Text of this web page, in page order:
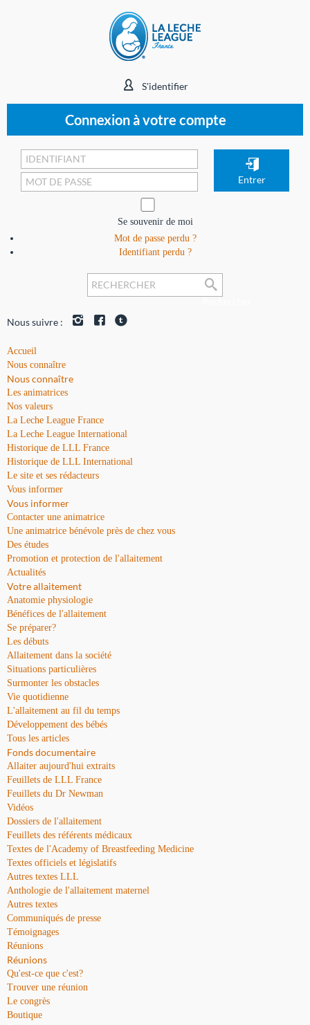
S'identifier
Connexion à votre compte
Se souvenir de moi
Mot de passe perdu ?
Identifiant perdu ?
Nous suivre :
Accueil
Nous connaître
Nous connaître
Les animatrices
Nos valeurs
La Leche League France
La Leche League International
Historique de LLL France
Historique de LLL International
Le site et ses rédacteurs
Vous informer
Vous informer
Contacter une animatrice
Une animatrice bénévole près de chez vous
Des études
Promotion et protection de l'allaitement
Actualités
Votre allaitement
Anatomie physiologie
Bénéfices de l'allaitement
Se préparer?
Les débuts
Allaitement dans la société
Situations particulières
Surmonter les obstacles
Vie quotidienne
L'allaitement au fil du temps
Développement des bébés
Tous les articles
Fonds documentaire
Allaiter aujourd'hui extraits
Feuillets de LLL France
Feuillets du Dr Newman
Vidéos
Dossiers de l'allaitement
Feuillets des référents médicaux
Textes de l'Academy of Breastfeeding Medicine
Textes officiels et législatifs
Autres textes LLL
Anthologie de l'allaitement maternel
Autres textes
Communiqués de presse
Témoignages
Réunions
Réunions
Qu'est-ce que c'est?
Trouver une réunion
Le congrès
Boutique